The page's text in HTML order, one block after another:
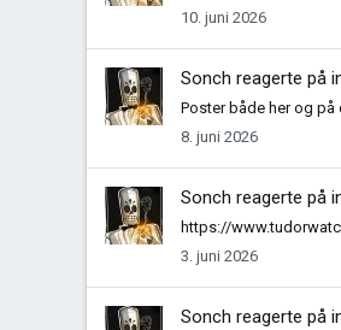
10. juni 2026
Sonch reagerte på
Poster både her og på
8. juni 2026
Sonch reagerte på
https://
3. juni 2026
Sonch reagerte på